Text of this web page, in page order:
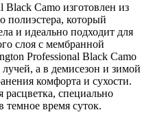
Black Camo изготовлен из
полиэстера, который
и идеально подходит для
слоя с мембранной
Professional Black Camo
а в демисезон и зимой
комфорта и сухости.
специально
темное время суток.